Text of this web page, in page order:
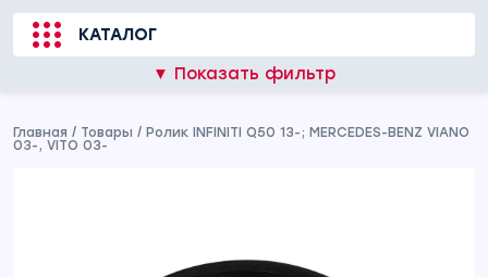
КАТАЛОГ
▼ Показать фильтр
Главная / Товары / Ролик INFINITI Q50 13-; MERCEDES-BENZ VIANO
03-, VITO 03-